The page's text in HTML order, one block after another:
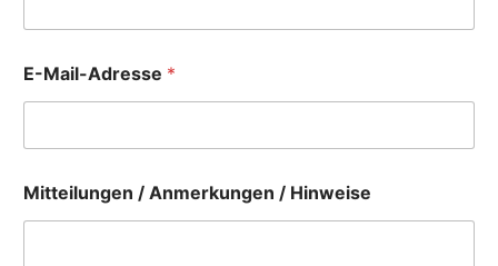
t
E-Mail-Adresse *
Mitteilungen / Anmerkungen / Hinweise